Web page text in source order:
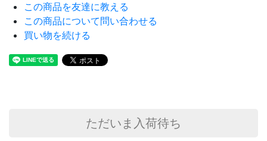
この商品を友達に教える
この商品について問い合わせる
買い物を続ける
ただいま入荷待ち